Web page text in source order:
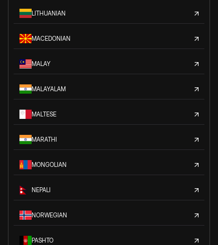
LITHUANIAN
MACEDONIAN
MALAY
MALAYALAM
MALTESE
MARATHI
MONGOLIAN
NEPALI
NORWEGIAN
PASHTO